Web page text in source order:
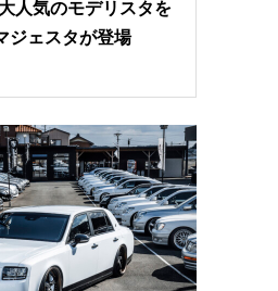
人気のモデリスタを
ジェスタが登場